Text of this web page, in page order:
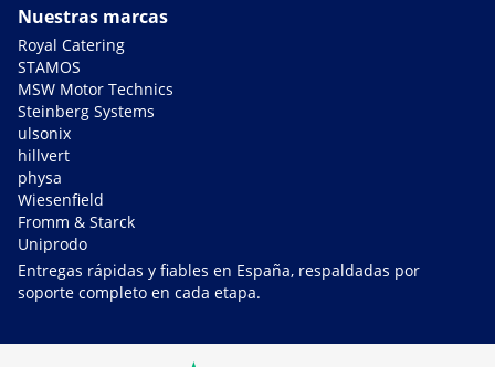
Nuestras marcas
Royal Catering
STAMOS
MSW Motor Technics
Steinberg Systems
ulsonix
hillvert
physa
Wiesenfield
Fromm & Starck
Uniprodo
Entregas rápidas y fiables en España, respaldadas por
soporte completo en cada etapa.